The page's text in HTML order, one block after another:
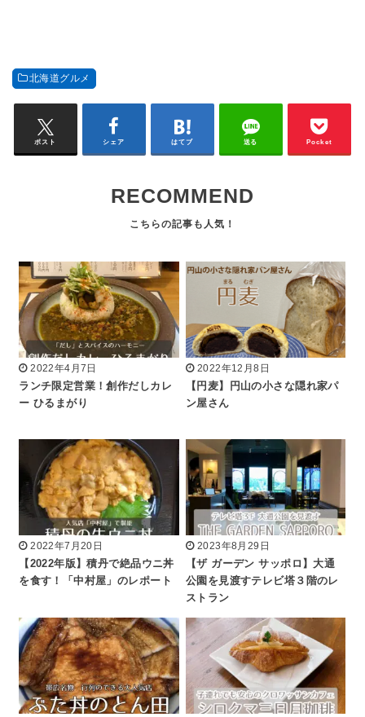
北海道グルメ
ポスト シェア はてブ 送る Pocket
RECOMMEND
2022年4月7日
ランチ限定営業！創作だしカレ
ー ひるまがり
2022年12月8日
【円麦】円山の小さな隠れ家パ
ン屋さん
2022年7月20日
【2022年版】積丹で絶品ウニ丼
を食す！「中村屋」のレポート
2023年8月29日
【ザ ガーデン サッポロ】大通
公園を見渡すテレビ塔３階のレ
ストラン